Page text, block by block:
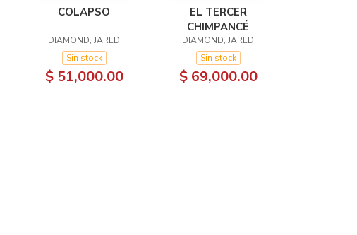
COLAPSO
DIAMOND, JARED
Sin stock
$ 51,000.00
EL TERCER
CHIMPANCÉ
DIAMOND, JARED
Sin stock
$ 69,000.00